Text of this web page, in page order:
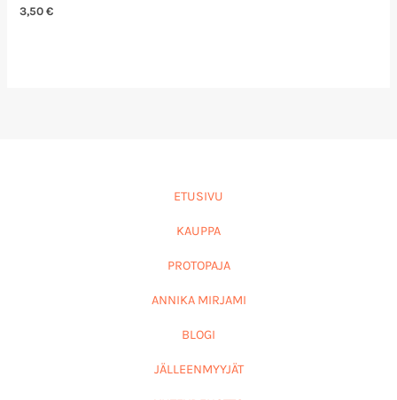
3,50€
ETUSIVU
KAUPPA
PROTOPAJA
ANNIKA MIRJAMI
BLOGI
JÄLLEENMYYJÄT